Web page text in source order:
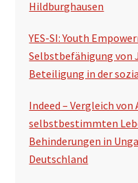
Hildburghausen
YES-SI: Youth
Selbstbefähigung von
Beteiligung in der
Indeed – Vergleich von
selbstbestimmten
Behinderungen in
Deutschland